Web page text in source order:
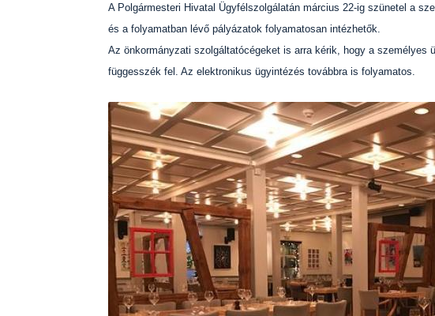
A Polgármesteri Hivatal Ügyfélszolgálatán március 22-ig szünetel a
és a folyamatban lévő pályázatok folyamatosan intézhetők.
Az önkormányzati szolgáltatócégeket is arra kérik, hogy a személyes
függesszék fel. Az elektronikus ügyintézés továbbra is folyamatos.